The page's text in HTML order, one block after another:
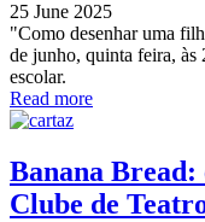
25 June 2025
"Como desenhar uma
de junho, quinta feira, às
escolar.
Read more
Banana Bread:
Clube de